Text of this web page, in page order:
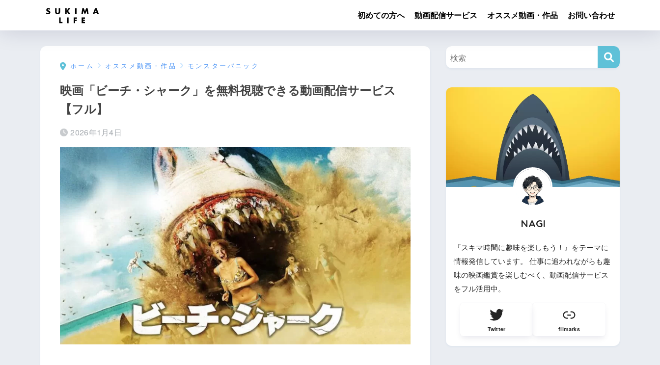
初めての方へ 動画配信サービス オススメ動画・作品 お問い合わせ
ホーム オススメ動画・作品 モンスターパニック
映画「ビーチ・シャーク」を無料視聴できる動画配信サービス
【フル】
2026年1月4日
NAGI
『スキマ時間に趣味を楽しもう！』をテーマに
情報発信しています。 仕事に追われながらも趣
味の映画鑑賞を楽しむべく、動画配信サービス
をフル活用中。
Twitter filmarks